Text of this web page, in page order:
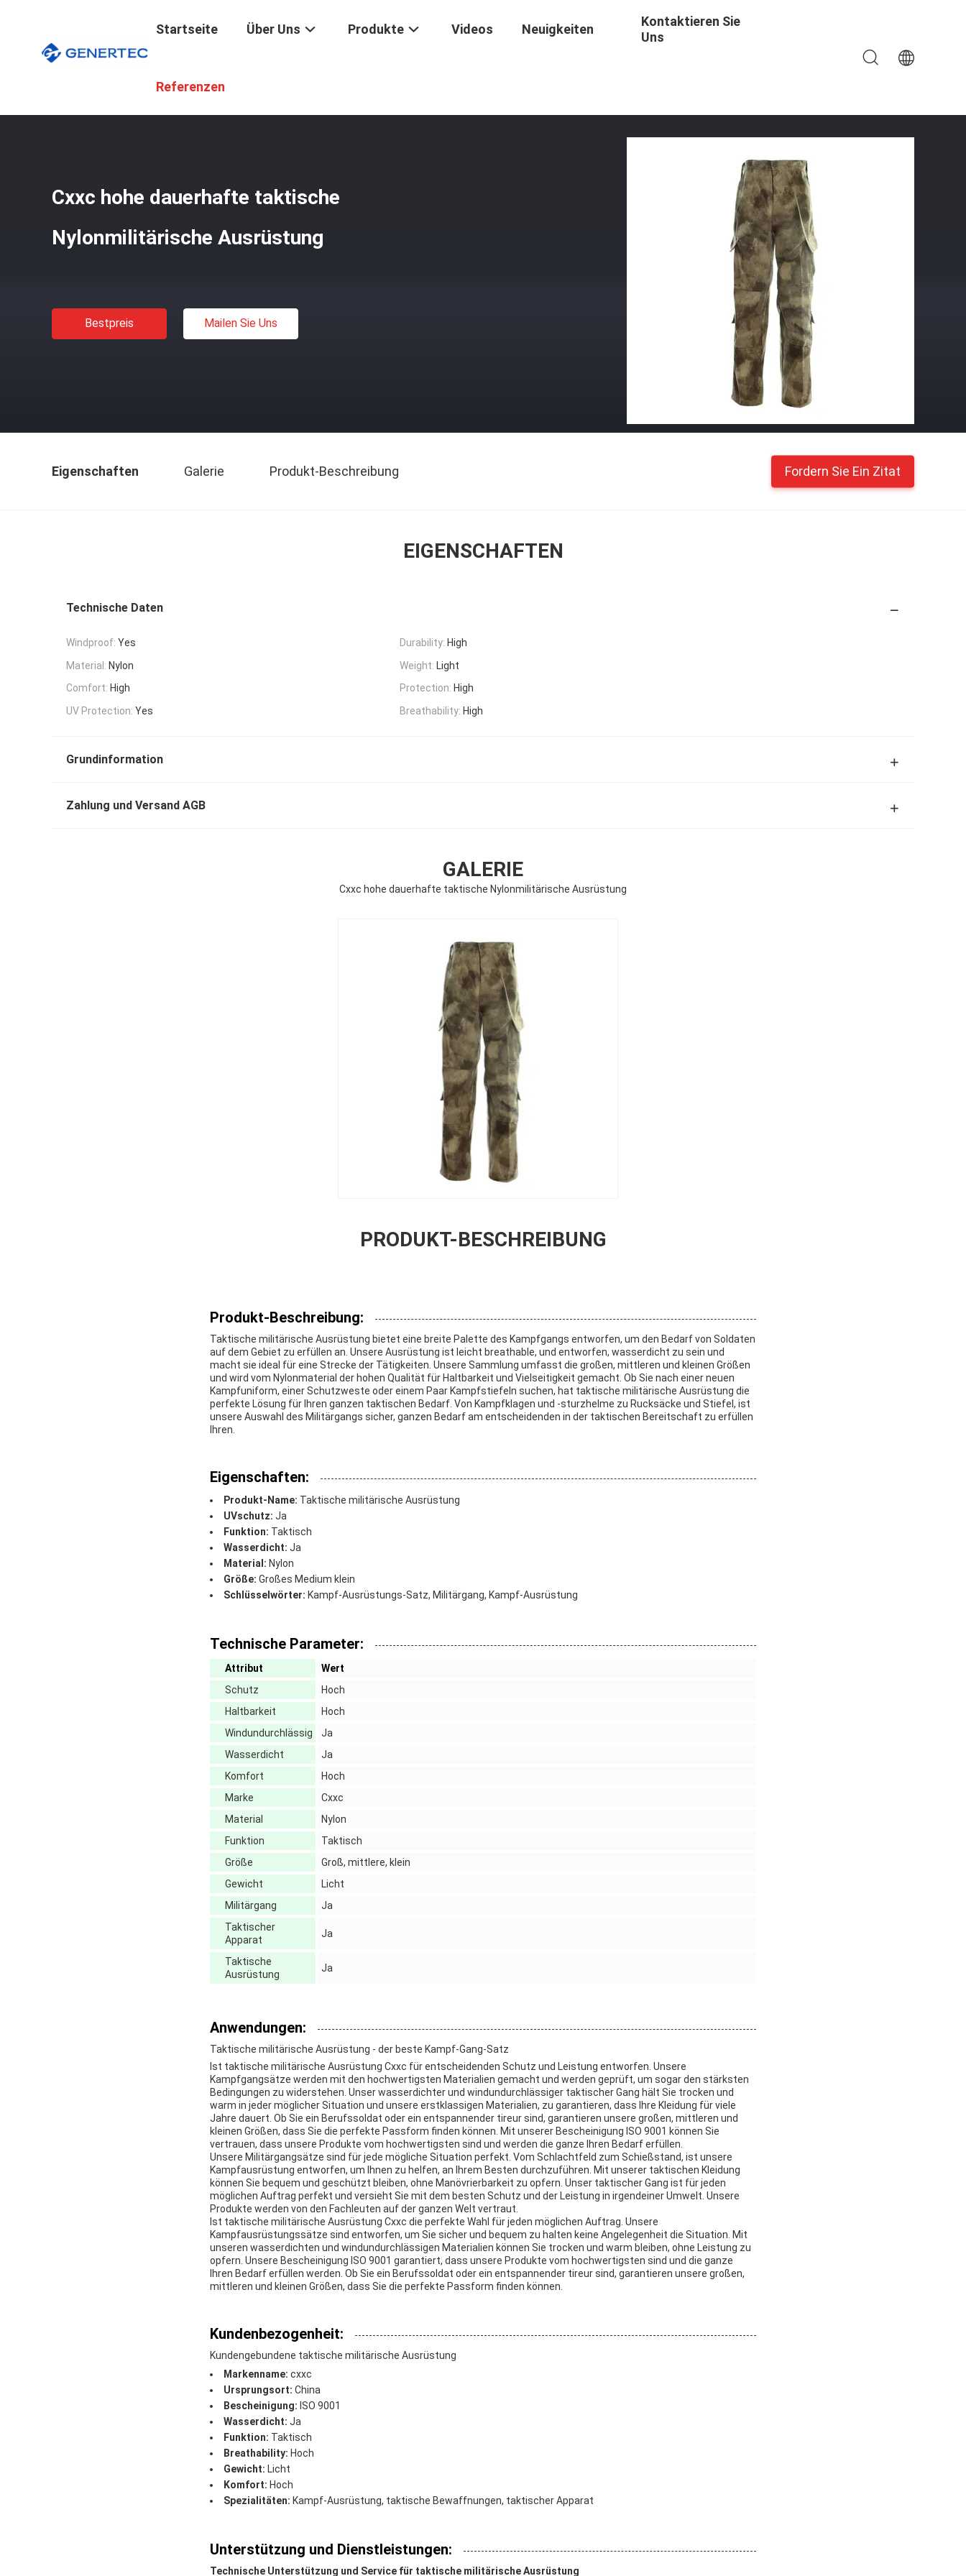
Startseite Über Uns Produkte Videos Neuigkeiten
Kontaktieren Sie
Uns
Referenzen
Cxxc hohe dauerhafte taktische
Nylonmilitärische Ausrüstung
Bestpreis Mailen Sie Uns
Eigenschaften Galerie Produkt-Beschreibung Fordern Sie Ein Zitat
EIGENSCHAFTEN
Technische Daten
Windproof: Yes Durability: High
Material: Nylon Weight: Light
Comfort: High Protection: High
UV Protection: Yes Breathability: High
Grundinformation
Zahlung und Versand AGB
GALERIE
Cxxc hohe dauerhafte taktische Nylonmilitärische Ausrüstung
PRODUKT-BESCHREIBUNG
Produkt-Beschreibung:
Taktische militärische Ausrüstung bietet eine breite Palette des Kampfgangs entworfen, um den Bedarf von Soldaten
auf dem Gebiet zu erfüllen an. Unsere Ausrüstung ist leicht breathable, und entworfen, wasserdicht zu sein und
macht sie ideal für eine Strecke der Tätigkeiten. Unsere Sammlung umfasst die großen, mittleren und kleinen Größen
und wird vom Nylonmaterial der hohen Qualität für Haltbarkeit und Vielseitigkeit gemacht. Ob Sie nach einer neuen
Kampfuniform, einer Schutzweste oder einem Paar Kampfstiefeln suchen, hat taktische militärische Ausrüstung die
perfekte Lösung für Ihren ganzen taktischen Bedarf. Von Kampfklagen und -sturzhelme zu Rucksäcke und Stiefel, ist
unsere Auswahl des Militärgangs sicher, ganzen Bedarf am entscheidenden in der taktischen Bereitschaft zu erfüllen
Ihren.
Eigenschaften:
Produkt-Name: Taktische militärische Ausrüstung
UVschutz: Ja
Funktion: Taktisch
Wasserdicht: Ja
Material: Nylon
Größe: Großes Medium klein
Schlüsselwörter: Kampf-Ausrüstungs-Satz, Militärgang, Kampf-Ausrüstung
Technische Parameter:
Attribut
Wert
Schutz
Hoch
Haltbarkeit
Hoch
Windundurchlässig
Ja
Wasserdicht
Ja
Komfort
Hoch
Marke
Cxxc
Material
Nylon
Funktion
Taktisch
Größe
Groß, mittlere, klein
Gewicht
Licht
Militärgang
Ja
Taktischer
Apparat
Ja
Taktische
Ausrüstung
Ja
Anwendungen:
Taktische militärische Ausrüstung - der beste Kampf-Gang-Satz
Ist taktische militärische Ausrüstung Cxxc für entscheidenden Schutz und Leistung entworfen. Unsere
Kampfgangsätze werden mit den hochwertigsten Materialien gemacht und werden geprüft, um sogar den stärksten
Bedingungen zu widerstehen. Unser wasserdichter und windundurchlässiger taktischer Gang hält Sie trocken und
warm in jeder möglicher Situation und unsere erstklassigen Materialien, zu garantieren, dass Ihre Kleidung für viele
Jahre dauert. Ob Sie ein Berufssoldat oder ein entspannender tireur sind, garantieren unsere großen, mittleren und
kleinen Größen, dass Sie die perfekte Passform finden können. Mit unserer Bescheinigung ISO 9001 können Sie
vertrauen, dass unsere Produkte vom hochwertigsten sind und werden die ganze Ihren Bedarf erfüllen.
Unsere Militärgangsätze sind für jede mögliche Situation perfekt. Vom Schlachtfeld zum Schießstand, ist unsere
Kampfausrüstung entworfen, um Ihnen zu helfen, an Ihrem Besten durchzuführen. Mit unserer taktischen Kleidung
können Sie bequem und geschützt bleiben, ohne Manövrierbarkeit zu opfern. Unser taktischer Gang ist für jeden
möglichen Auftrag perfekt und versieht Sie mit dem besten Schutz und der Leistung in irgendeiner Umwelt. Unsere
Produkte werden von den Fachleuten auf der ganzen Welt vertraut.
Ist taktische militärische Ausrüstung Cxxc die perfekte Wahl für jeden möglichen Auftrag. Unsere
Kampfausrüstungssätze sind entworfen, um Sie sicher und bequem zu halten keine Angelegenheit die Situation. Mit
unseren wasserdichten und windundurchlässigen Materialien können Sie trocken und warm bleiben, ohne Leistung zu
opfern. Unsere Bescheinigung ISO 9001 garantiert, dass unsere Produkte vom hochwertigsten sind und die ganze
Ihren Bedarf erfüllen werden. Ob Sie ein Berufssoldat oder ein entspannender tireur sind, garantieren unsere großen,
mittleren und kleinen Größen, dass Sie die perfekte Passform finden können.
Kundenbezogenheit:
Kundengebundene taktische militärische Ausrüstung
Markenname: cxxc
Ursprungsort: China
Bescheinigung: ISO 9001
Wasserdicht: Ja
Funktion: Taktisch
Breathability: Hoch
Gewicht: Licht
Komfort: Hoch
Spezialitäten: Kampf-Ausrüstung, taktische Bewaffnungen, taktischer Apparat
Unterstützung und Dienstleistungen:
Technische Unterstützung und Service für taktische militärische Ausrüstung